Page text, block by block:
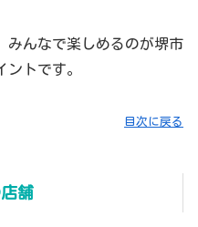
みんなで楽しめるのが堺市
トです。
目次に戻る
舗